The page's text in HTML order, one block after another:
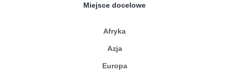
Miejsce docelowe
Afryka
Azja
Europa